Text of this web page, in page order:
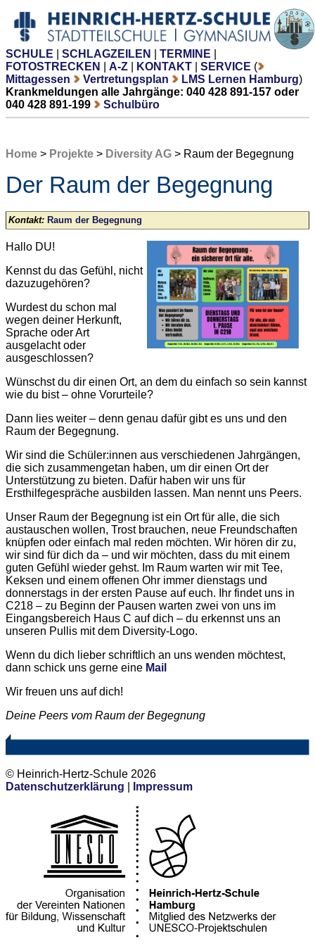
SCHULE SCHLAGZEILEN TERMINE
FOTOSTRECKEN
A-Z KONTAKT SERVICE (
Mittagessen
Vertretungsplan LMS Lernen Hamburg)
Krankmeldungen alle Jahrgänge: 040 428 891-157 oder
040 428 891-199
Schulbüro
Home > Projekte > Diversity AG > Raum der Begegnung
Der Raum der Begegnung
Kontakt: Raum der Begegnung
Hallo DU!
Kennst du das Gefühl, nicht
dazuzugehören?
Wurdest du schon mal
wegen deiner Herkunft,
Sprache oder Art
ausgelacht oder
ausgeschlossen?
Wünschst du dir einen Ort, an dem du einfach so sein kannst
wie du bist – ohne Vorurteile?
Dann lies weiter – denn genau dafür gibt es uns und den
Raum der Begegnung.
Wir sind die Schüler:innen aus verschiedenen Jahrgängen,
die sich zusammengetan haben, um dir einen Ort der
Unterstützung zu bieten. Dafür haben wir uns für
Ersthilfegespräche ausbilden lassen. Man nennt uns Peers.
Unser Raum der Begegnung ist ein Ort für alle, die sich
austauschen wollen, Trost brauchen, neue Freundschaften
knüpfen oder einfach mal reden möchten. Wir hören dir zu,
wir sind für dich da – und wir möchten, dass du mit einem
guten Gefühl wieder gehst. Im Raum warten wir mit Tee,
Keksen und einem offenen Ohr immer dienstags und
donnerstags in der ersten Pause auf euch. Ihr findet uns in
C218 – zu Beginn der Pausen warten zwei von uns im
Eingangsbereich Haus C auf dich – du erkennst uns an
unseren Pullis mit dem Diversity-Logo.
Wenn du dich lieber schriftlich an uns wenden möchtest,
dann schick uns gerne eine Mail
Wir freuen uns auf dich!
Deine Peers vom Raum der Begegnung
© Heinrich-Hertz-Schule 2026
Datenschutzerklärung
Impressum